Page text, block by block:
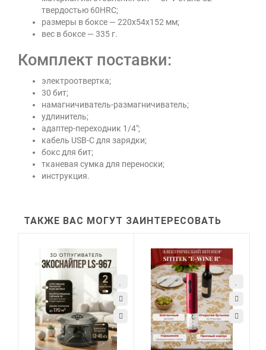
твердостью 60HRC;
размеры в боксе — 220х54х152 мм;
вес в боксе — 335 г.
Комплект поставки:
электроотвертка;
30 бит;
намагничиватель-размагничиватель;
удлинитель;
адаптер-переходник 1/4";
кабель USB-C для зарядки;
бокс для бит;
тканевая сумка для переноски;
инструкция.
ТАКЖЕ ВАС МОГУТ ЗАИНТЕРЕСОВАТЬ